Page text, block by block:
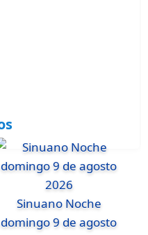
Sinuano Noche
domingo 9 de agosto